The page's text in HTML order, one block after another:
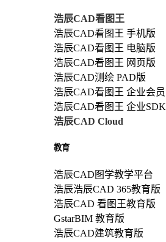
浩辰CAD看图王
浩辰CAD看图王 手机版
浩辰CAD看图王 电脑版
浩辰CAD看图王 网页版
浩辰CAD测绘 PAD版
浩辰CAD看图王 企业会员
浩辰CAD看图王 企业SDK
浩辰CAD Cloud
教育
浩辰CAD图学教学平台
浩辰浩辰CAD 365教育版
浩辰CAD 看图王教育版
GstarBIM 教育版
浩辰CAD建筑教育版